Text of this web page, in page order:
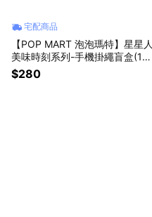
宅配商品
【POP MART 泡泡瑪特】星星人
美味時刻系列-手機掛繩盲盒(1
入)
$280